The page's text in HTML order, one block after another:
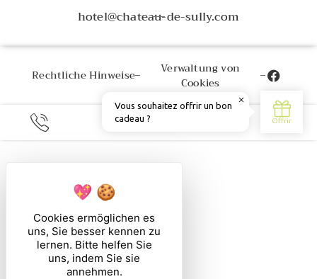
hotel@chateau-de-sully.com
Rechtliche Hinweise
Verwaltung von
Cookies
DE
Cookies ermöglichen es
uns, Sie besser kennen zu
lernen. Bitte helfen Sie
uns, indem Sie sie
annehmen.